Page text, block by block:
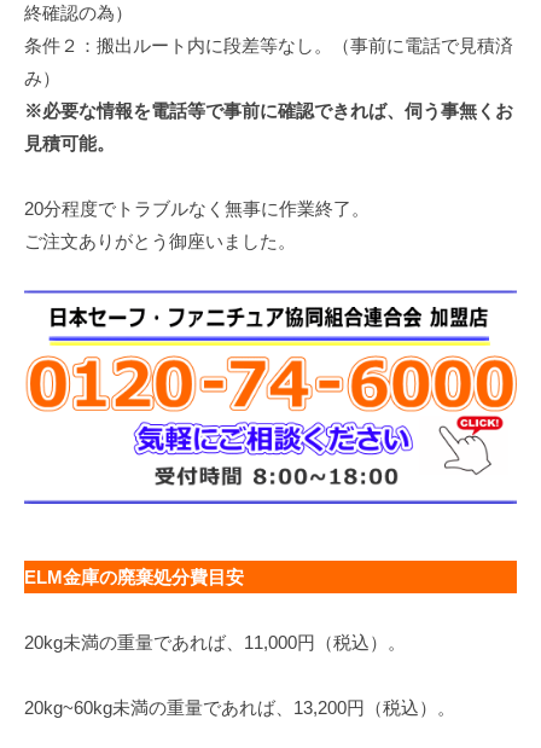
終確認の為）
条件２：搬出ルート内に段差等なし。（事前に電話で見積済
み）
※必要な情報を電話等で事前に確認できれば、伺う事無くお
見積可能。
20分程度でトラブルなく無事に作業終了。
ご注文ありがとう御座いました。
ELM金庫の廃棄処分費目安
20kg未満の重量であれば、11,000円（税込）。
20kg~60kg未満の重量であれば、13,200円（税込）。